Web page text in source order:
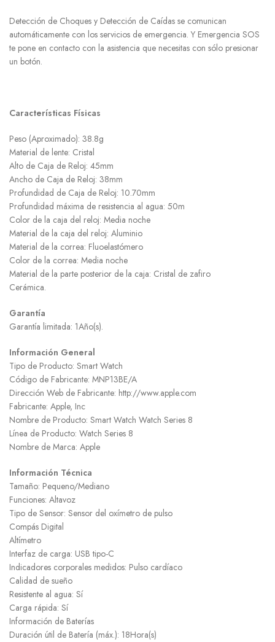
Detección de Choques y Detección de Caídas se comunican
automáticamente con los servicios de emergencia. Y Emergencia SOS
te pone en contacto con la asistencia que necesitas con sólo presionar
un botón.
Características Físicas
Peso (Aproximado): 38.8g
Material de lente: Cristal
Alto de Caja de Reloj: 45mm
Ancho de Caja de Reloj: 38mm
Profundidad de Caja de Reloj: 10.70mm
Profundidad máxima de resistencia al agua: 50m
Color de la caja del reloj: Media noche
Material de la caja del reloj: Aluminio
Material de la correa: Fluoelastómero
Color de la correa: Media noche
Material de la parte posterior de la caja: Cristal de zafiro
Cerámica.
Garantía
Garantía limitada: 1Año(s).
Información General
Tipo de Producto: Smart Watch
Código de Fabricante: MNP13BE/A
Dirección Web de Fabricante: http://www.apple.com
Fabricante: Apple, Inc
Nombre de Producto: Smart Watch Watch Series 8
Línea de Producto: Watch Series 8
Nombre de Marca: Apple
Información Técnica
Tamaño: Pequeno/Mediano
Funciones: Altavoz
Tipo de Sensor: Sensor del oxímetro de pulso
Compás Digital
Altímetro
Interfaz de carga: USB tipo-C
Indicadores corporales medidos: Pulso cardíaco
Calidad de sueño
Resistente al agua: Sí
Carga rápida: Sí
Información de Baterías
Duración útil de Batería (máx.): 18Hora(s)